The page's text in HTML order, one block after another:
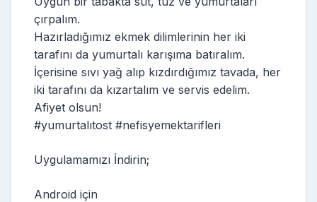
çırpalım.
Hazırladığımız ekmek dilimlerinin her iki
tarafını da yumurtalı karışıma batıralım.
İçerisine sıvı yağ alıp kızdırdığımız tavada, her
iki tarafını da kızartalım ve servis edelim.
Afiyet olsun!
#yumurtalıtost #nefisyemektarifleri
Uygulamamızı İndirin;
Android için